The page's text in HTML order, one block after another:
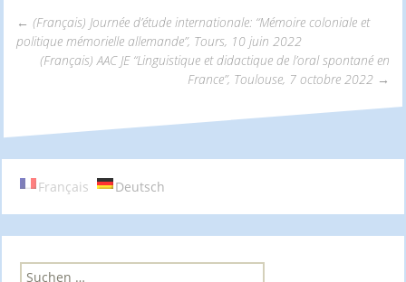
Beitrags-
Navigation
← (Français) Journée d’étude internationale: “Mémoire coloniale et
politique mémorielle allemande”, Tours, 10 juin 2022
(Français) AAC JE “Linguistique et didactique de l’oral spontané en
France”, Toulouse, 7 octobre 2022 →
Français Deutsch
S